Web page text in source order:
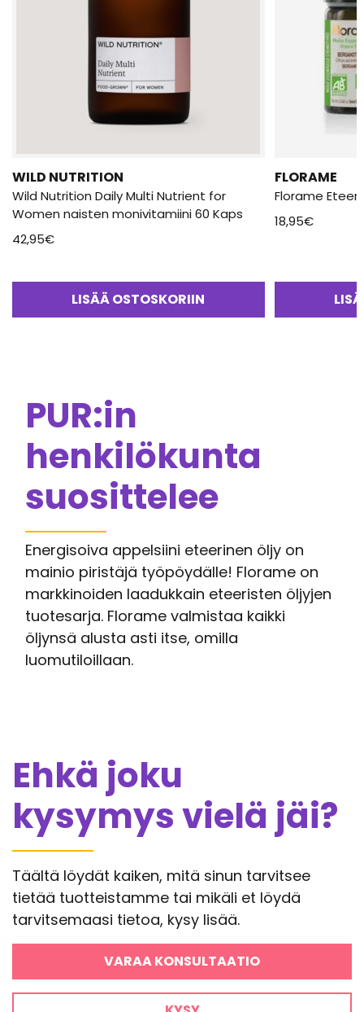
WILD NUTRITION
Wild Nutrition Daily Multi Nutrient for
Women naisten monivitamiini 60 Kaps
42,95€
LISÄÄ OSTOSKORIIN
FLORAME
Florame
18,95€
PUR:in
henkilökunta
suosittelee
Energisoiva appelsiini eteerinen öljy on
mainio piristäjä työpöydälle! Florame on
markkinoiden laadukkain eteeristen öljyjen
tuotesarja. Florame valmistaa kaikki
öljynsä alusta asti itse, omilla
luomutiloillaan.
Ehkä joku
kysymys vielä jäi?
Täältä löydät kaiken, mitä sinun tarvitsee
tietää tuotteistamme tai mikäli et löydä
tarvitsemaasi tietoa, kysy lisää.
VARAA KONSULTAATIO